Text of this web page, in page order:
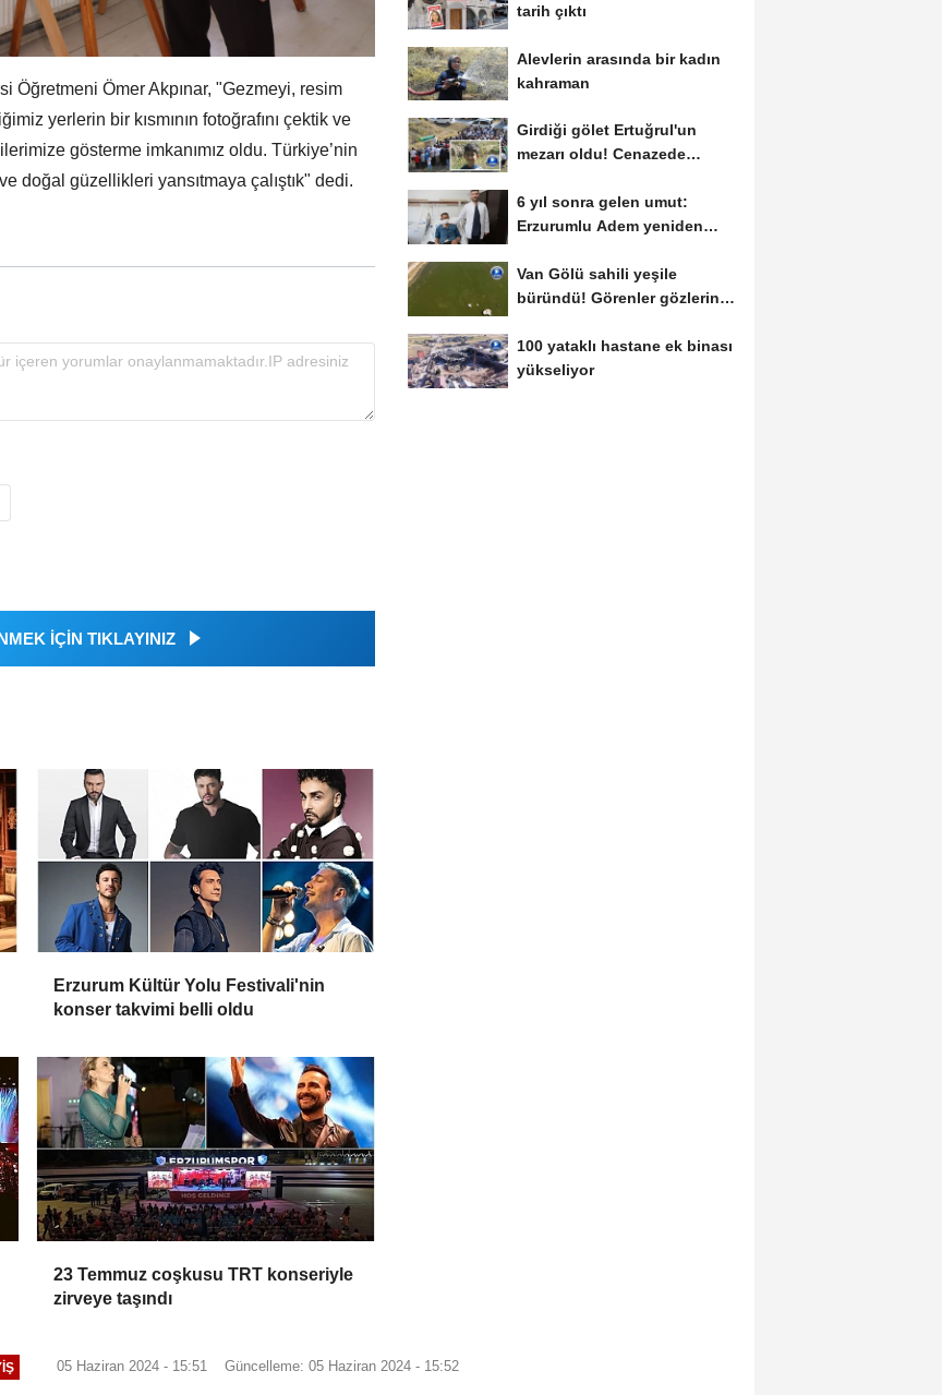
Öğretmeni Ömer Akpınar, "Gezmeyi, resim
yerlerin bir kısmının fotoğrafını çektik ve
gösterme imkanımız oldu. Türkiye’nin
doğal güzellikleri yansıtmaya çalıştık" dedi.
İÇİN TIKLAYINIZ
Erzurum Kültür Yolu Festivali'nin
konser takvimi belli oldu
23 Temmuz coşkusu TRT konseriyle
zirveye taşındı
tarih çıktı
Alevlerin arasında bir kadın
kahraman
Girdiği gölet Ertuğrul'un
mezarı oldu! Cenazede
6 yıl sonra gelen umut:
Erzurumlu Adem yeniden
Van Gölü sahili yeşile
büründü! Görenler gözlerine
100 yataklı hastane ek binası
yükseliyor
05 Haziran 2024 - 15:51 Güncelleme: 05 Haziran 2024 - 15:52